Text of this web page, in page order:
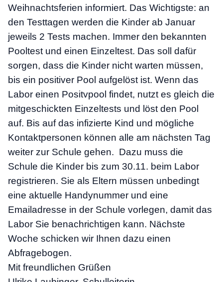
Weihnachtsferien informiert. Das Wichtigste: an
den Testtagen werden die Kinder ab Januar
jeweils 2 Tests machen. Immer den bekannten
Pooltest und einen Einzeltest. Das soll dafür
sorgen, dass die Kinder nicht warten müssen,
bis ein positiver Pool aufgelöst ist. Wenn das
Labor einen Positvpool findet, nutzt es gleich die
mitgeschickten Einzeltests und löst den Pool
auf. Bis auf das infizierte Kind und mögliche
Kontaktpersonen können alle am nächsten Tag
weiter zur Schule gehen. Dazu muss die
Schule die Kinder bis zum 30.11. beim Labor
registrieren. Sie als Eltern müssen unbedingt
eine aktuelle Handynummer und eine
Emailadresse in der Schule vorlegen, damit das
Labor Sie benachrichtigen kann. Nächste
Woche schicken wir Ihnen dazu einen
Abfragebogen.
Mit freundlichen Grüßen